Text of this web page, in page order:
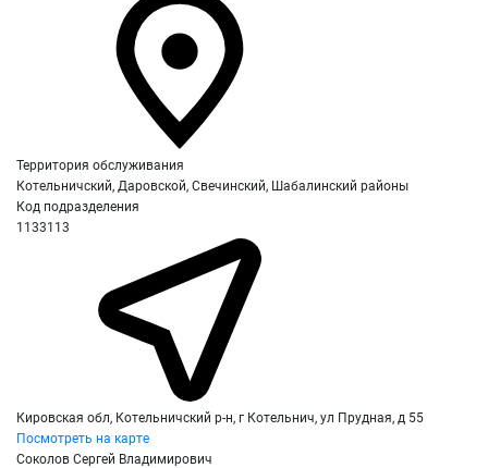
Территория обслуживания
Котельничский, Даровской, Свечинский, Шабалинский районы
Код подразделения
1133113
Кировская обл, Котельничский р-н, г Котельнич, ул Прудная, д 55
Посмотреть на карте
Соколов Сергей Владимирович